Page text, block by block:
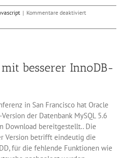
| Kommentare deaktiviertfür
64
18.0.1
von
mit besserer InnoDB-
in San Francisco hat Oracle
der Datenbank MySQL 5.6
Download bereitgestellt.. Die
Version betrifft eindeutig die
für die fehlende Funktionen wie